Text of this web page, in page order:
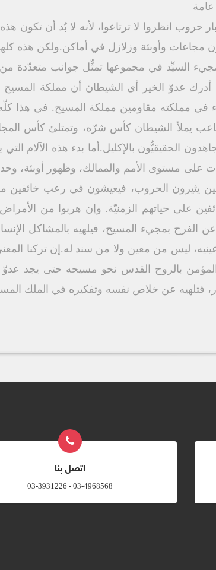
انظروا لا ترتاعوا، لأنه لا بُد أن تكون
وأوبئة وزلازل في أماكن.ولكن هذه كلها
السيِّد في مجموعها تمثِّل جوانب متعدّدة من
أدرك عدوّ الخير أي الشيطان أن مملكة
مملكته مقاومين مملكة المسيح. في هذا كلّه
يملأ الشيطان كأس شرّه، وتمتلئ كأس
الحقيقيُّون بالإكليل.أما بدء هذه الآلام
مستوى الأمم والممالك، وظهور أوبئة،
يثيرون الحروب، فيعيشون في رعب خائفين
على حياتهم الزمنيّة. وإن هربوا من
الفرح بمجيء المسيح، فيلهيه بالمشاكل
ليس من معين ولا من سند له.إن تركنا
المؤمن بالروح القدس نحو مسيحه حتى يجد
فتلهيه عن خلاص نفسه وتفكيره في الملك
اتصل بنا
03-4968568 - 03-3931226